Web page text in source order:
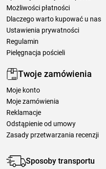
Możliwości płatności
Dlaczego warto kupować u nas
Ustawienia prywatności
Regulamin
Pielęgnacja pościeli
Twoje zamówienia
Moje konto
Moje zamówienia
Reklamacje
Odstąpienie od umowy
Zasady przetwarzania recenzji
Sposoby transportu